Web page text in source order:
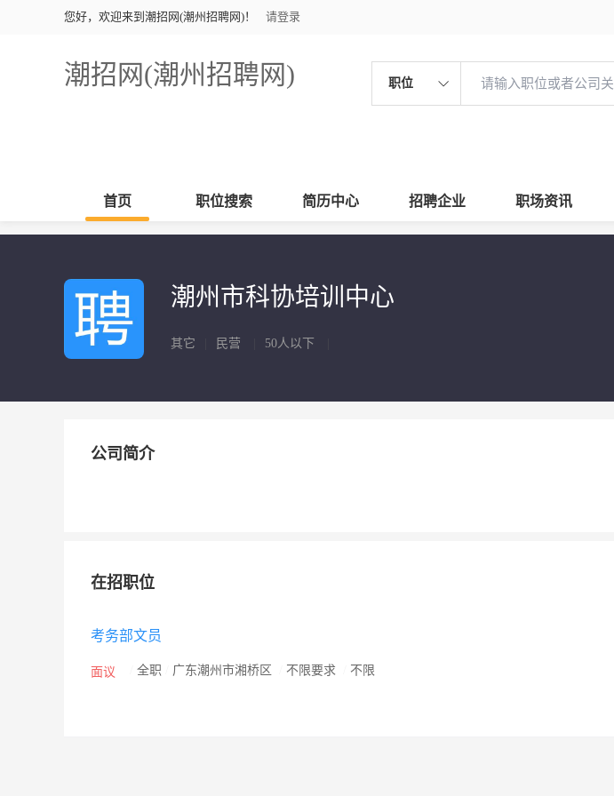
您好，欢迎来到潮招网(潮州招聘网)！ 请登录
潮招网(潮州招聘网) 职位
首页 职位搜索 简历中心 招聘企业 职场资讯
潮州市科协培训中心
其它 民营 50人以下
公司简介
在招职位
考务部文员
面议 全职 广东潮州市湘桥区 不限要求 不限